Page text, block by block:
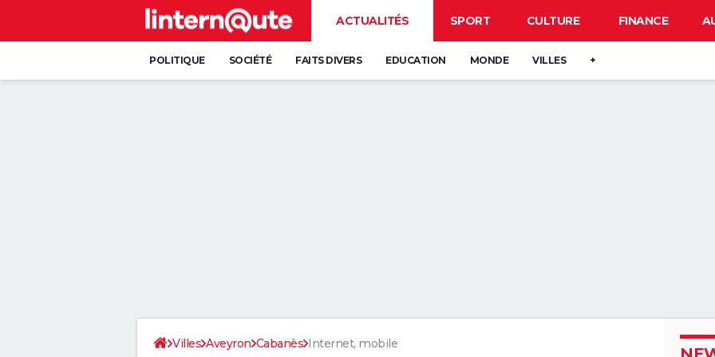
ACTUALITÉS SPORT CULTURE FINANCE
POLITIQUE SOCIÉTÉ FAITS DIVERS EDUCATION MONDE VILLES +
Villes Aveyron Cabanès Internet, mobile